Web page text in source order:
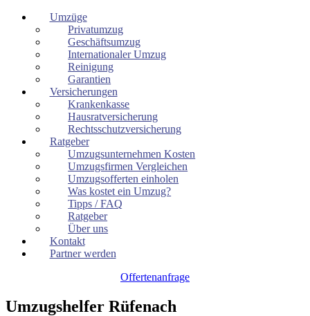
Umzüge
Privatumzug
Geschäftsumzug
Internationaler Umzug
Reinigung
Garantien
Versicherungen
Krankenkasse
Hausratversicherung
Rechtsschutzversicherung
Ratgeber
Umzugsunternehmen Kosten
Umzugsfirmen Vergleichen
Umzugsofferten einholen
Was kostet ein Umzug?
Tipps / FAQ
Ratgeber
Über uns
Kontakt
Partner werden
Offertenanfrage
Umzugshelfer Rüfenach